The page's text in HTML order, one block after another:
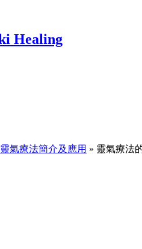
靈氣療法簡介及應用 » 靈氣療法